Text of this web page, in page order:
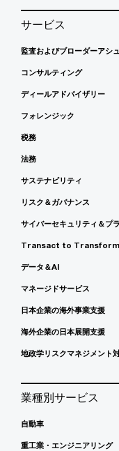
サービス
監査およびブローダーアシ
コンサルティング
ディールアドバイザリー
フォレンジック
税務
法務
サステナビリティ
リスク＆ガバナンス
サイバーセキュリティ＆プ
Transact to Transform
データ＆AI
マネージドサービス
日本企業の海外事業支援
海外企業の日本展開支援
地政学リスクマネジメント
業種別サービス
自動車
重工業・エンジニアリング